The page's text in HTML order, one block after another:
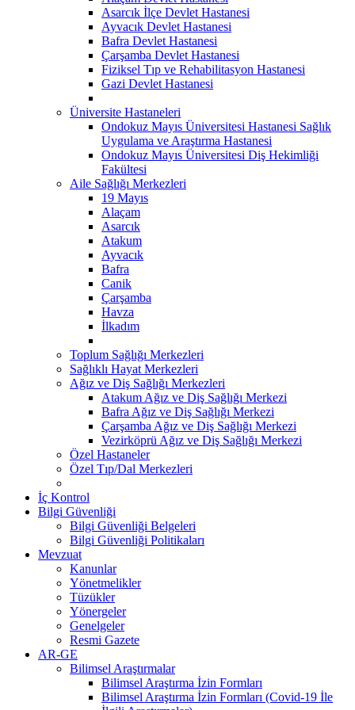
Asarcık İlçe Devlet Hastanesi
Ayvacık Devlet Hastanesi
Bafra Devlet Hastanesi
Çarşamba Devlet Hastanesi
Fiziksel Tıp ve Rehabilitasyon Hastanesi
Gazi Devlet Hastanesi
Üniversite Hastaneleri
Ondokuz Mayıs Üniversitesi Hastanesi Sağlık
Uygulama ve Araştırma Hastanesi
Ondokuz Mayıs Üniversitesi Diş Hekimliği
Fakültesi
Aile Sağlığı Merkezleri
19 Mayıs
Alaçam
Asarcık
Atakum
Ayvacık
Bafra
Canik
Çarşamba
Havza
İlkadım
Toplum Sağlığı Merkezleri
Sağlıklı Hayat Merkezleri
Ağız ve Diş Sağlığı Merkezleri
Atakum Ağız ve Diş Sağlığı Merkezi
Bafra Ağız ve Diş Sağlığı Merkezi
Çarşamba Ağız ve Diş Sağlığı Merkezi
Vezirköprü Ağız ve Diş Sağlığı Merkezi
Özel Hastaneler
Özel Tıp/Dal Merkezleri
İç Kontrol
Bilgi Güvenliği
Bilgi Güvenliği Belgeleri
Bilgi Güvenliği Politikaları
Mevzuat
Kanunlar
Yönetmelikler
Tüzükler
Yönergeler
Genelgeler
Resmi Gazete
AR-GE
Bilimsel Araştırmalar
Bilimsel Araştırma İzin Formları
Bilimsel Araştırma İzin Formları (Covid-19 İle